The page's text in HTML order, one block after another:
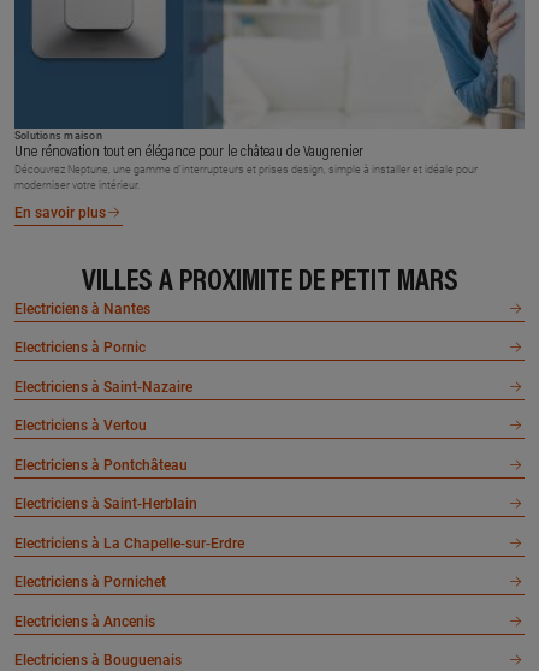
Solutions maison
Une rénovation tout en élégance pour le château de Vaugrenier
Découvrez Neptune, une gamme d’interrupteurs et prises design, simple à installer et idéale pour
moderniser votre intérieur.
En savoir plus
VILLES À PROXIMITÉ DE PETIT MARS
Electriciens à Nantes
Electriciens à Pornic
Electriciens à Saint-Nazaire
Electriciens à Vertou
Electriciens à Pontchâteau
Electriciens à Saint-Herblain
Electriciens à La Chapelle-sur-Erdre
Electriciens à Pornichet
Electriciens à Ancenis
Electriciens à Bouguenais